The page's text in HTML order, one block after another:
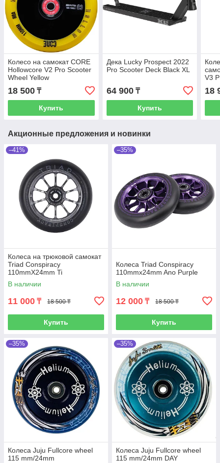
Колесо на самокат CORE
Hollowcore V2 Pro Scooter
Wheel Yellow
18 500 ₸
Купить
Дека Lucky Prospect 2022
Pro Scooter Deck Black XL
64 900₸
Купить
V3
18
Акционные предложения и новинки
–41%
Колеса на трюковой самокат
Triad Conspiracy
110mmX24mm Ti
В наличии
11 000 ₸ 18 500 ₸
Купить
–35%
Колеса Triad Conspiracy
110mmx24mm Ano Purple
В наличии
12 000 ₸ 18 500 ₸
Купить
–35%
Колеса Juju Fullcore wheel
115 mm/24mm
–35%
Колеса Juju Fullcore wheel
115 mm/24mm DAY